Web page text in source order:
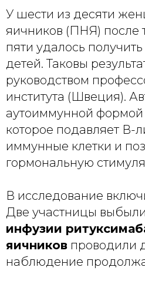
У шести из десяти
яичников (ПНЯ) после
пяти удалось
детей. Таковы
руководством
института (Швеция).
аутоиммунной формой
которое подавляет В-
иммунные клетки и
гормональную
В исследование
Две участницы
инфузии
яичников проводили
наблюдение